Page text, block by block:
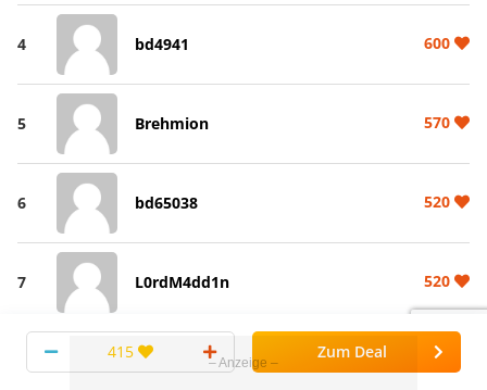
4 bd4941 600
5 Brehmion 570
6 bd65038 520
7 L0rdM4dd1n 520
bd64537 520
415 Zum Deal